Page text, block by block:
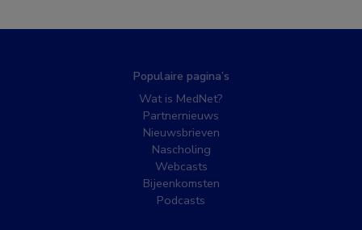
Populaire pagina’s
Wat is MedNet?
Partnernieuws
Nieuwsbrieven
Nascholing
Webcasts
Bijeenkomsten
Podcasts